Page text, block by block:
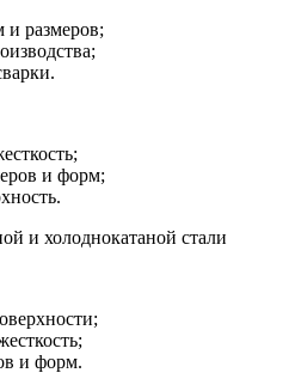
и размеров;
и форм;
и холоднокатаной стали
и форм.